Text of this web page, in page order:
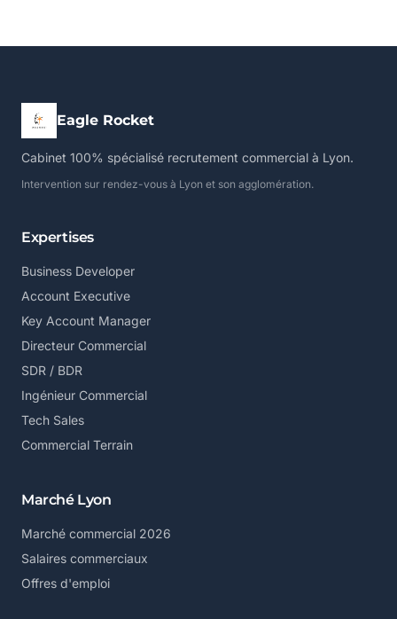
Eagle Rocket
Cabinet 100% spécialisé recrutement commercial à Lyon.
Intervention sur rendez-vous à Lyon et son agglomération.
Expertises
Business Developer
Account Executive
Key Account Manager
Directeur Commercial
SDR / BDR
Ingénieur Commercial
Tech Sales
Commercial Terrain
Marché Lyon
Marché commercial 2026
Salaires commerciaux
Offres d'emploi